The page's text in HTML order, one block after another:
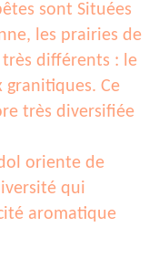
sont Situées
les prairies de
très différents : le
Ce
très diversifiée
oriente de
qui
aromatique